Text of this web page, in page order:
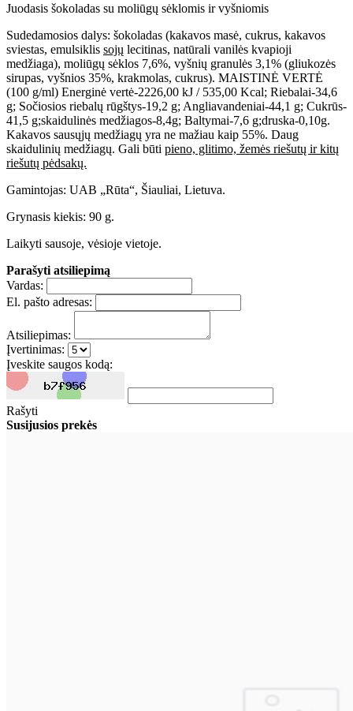
Juodasis šokoladas su moliūgų sėklomis ir vyšniomis
Sudedamosios dalys: šokoladas (kakavos masė, cukrus, kakavos
sviestas, emulsiklis sojų lecitinas, natūrali vanilės kvapioji
medžiaga), moliūgų sėklos 7,6%, vyšnių granulės 3,1% (gliukozės
sirupas, vyšnios 35%, krakmolas, cukrus). MAISTINĖ VERTĖ
(100 g/ml) Energinė vertė-2226,00 kJ / 535,00 Kcal; Riebalai-34,6
g; Sočiosios riebalų rūgštys-19,2 g; Angliavandeniai-44,1 g; Cukrūs-
41,5 g;skaidulinės medžiagos-8,4g; Baltymai-7,6 g;druska-0,10g.
Kakavos sausųjų medžiagų yra ne mažiau kaip 55%. Daug
skaidulinių medžiagų. Gali būti pieno, glitimo, žemės riešutų ir kitų
riešutų pėdsakų.
Gamintojas: UAB „Rūta“, Šiauliai, Lietuva.
Grynasis kiekis: 90 g.
Laikyti sausoje, vėsioje vietoje.
Parašyti atsiliepimą
Vardas:
El. pašto adresas:
Atsiliepimas:
Įvertinimas:
Įveskite saugos kodą:
Rašyti
Susijusios prekės